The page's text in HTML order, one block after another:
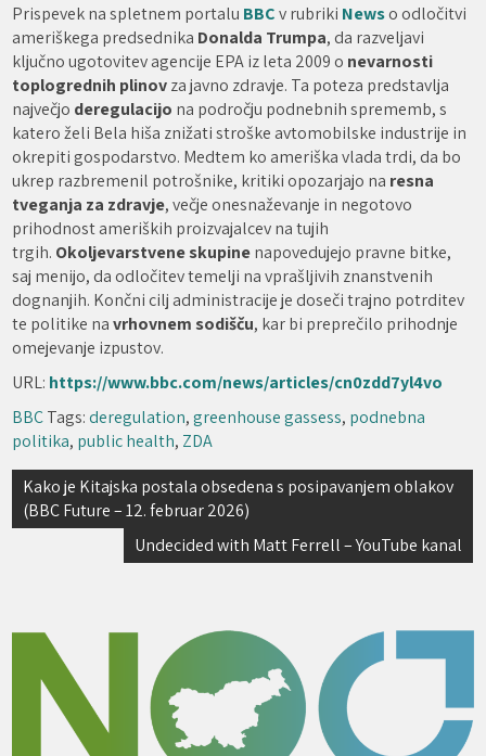
Prispevek na spletnem portalu BBCv rubriki Newso odločitvi
ameriškega predsednika Donalda Trumpa, da razveljavi
ključno ugotovitev agencije EPA iz leta 2009 o nevarnosti
toplogrednih plinovza javno zdravje. Ta poteza predstavlja
največjo deregulacijo na področju podnebnih sprememb, s
katero želi Bela hiša znižati stroške avtomobilske industrije in
okrepiti gospodarstvo. Medtem ko ameriška vlada trdi, da bo
ukrep razbremenil potrošnike, kritiki opozarjajo na resna
tveganja za zdravje, večje onesnaževanje in negotovo
prihodnost ameriških proizvajalcev na tujih
trgih. Okoljevarstvene skupinenapovedujejo pravne bitke,
saj menijo, da odločitev temelji na vprašljivih znanstvenih
dognanjih. Končni cilj administracije je doseči trajno potrditev
te politike navrhovnem sodišču, kar bi preprečilo prihodnje
omejevanje izpustov.
URL: https://www.bbc.com/news/articles/cn0zdd7yl4vo
BBCTags:deregulation,greenhouse gassess, podnebna
politika, public health, ZDA
Navigacija
prispevka
Kako je Kitajska postala obsedena s posipavanjem oblakov
(BBC Future – 12. februar 2026)
Undecided with Matt Ferrell – YouTube kanal